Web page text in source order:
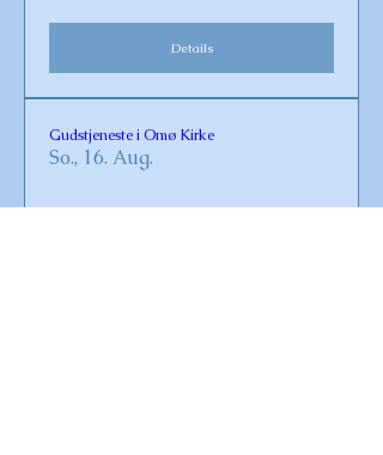
Details
Gudstjeneste i Omø Kirke
So., 16. Aug.